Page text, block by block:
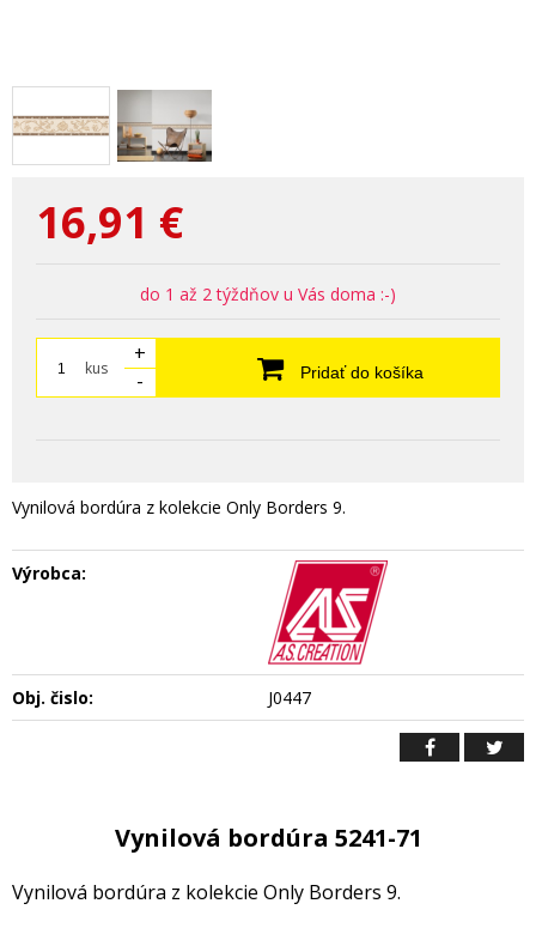
16,91 €
do 1 až 2 týždňov u Vás doma :-)
kus
+
-
Pridať do košíka
Vynilová bordúra z kolekcie Only Borders 9.
Výrobca:
Obj. čislo: J0447
Vynilová bordúra 5241-71
Vynilová bordúra z kolekcie Only Borders 9.